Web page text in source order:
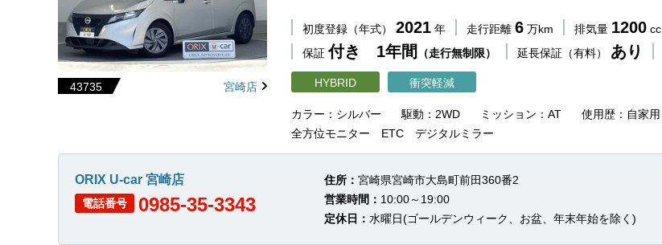
43735 宮崎店
初度登録（年式） 2021 年 走行距離 6 万km 排気量 1200 cc
保証付き 1年間 （走行無制限） 延長保証（有料） あり
HYBRID 衝突軽減
カラー：シルバー 駆動：2WD ミッション：AT
使用歴：自家用
全方位モニター ETC デジタルミラー
ORIX U-car 宮崎店
電話番号 0985-35-3343
住所： 宮崎県宮崎市大島町前田360番2
営業時間： 10:00～19:00
定休日： 水曜日(ゴールデンウィーク、お盆、年末年始を除く)